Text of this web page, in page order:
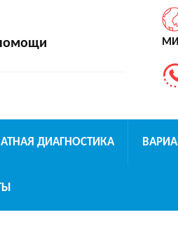
ДИАГНОСТИКА